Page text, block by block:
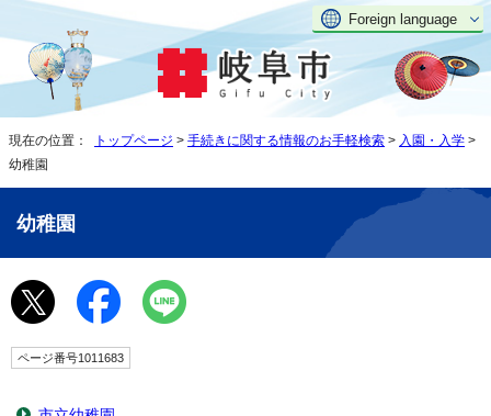
Foreign language
現在の位置： トップページ > 手続きに関する情報のお手軽検索 > 入園・入学 >
幼稚園
幼稚園
ページ番号1011683